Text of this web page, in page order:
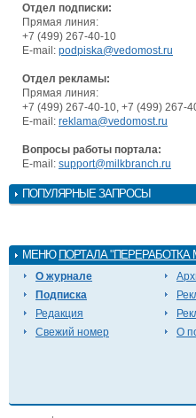
Отдел подписки:
Прямая линия:
+7 (499) 267-40-10
E-mail: podpiska@vedomost.ru
Отдел рекламы:
Прямая линия:
+7 (499) 267-40-10, +7 (499) 267-
E-mail: reklama@vedomost.ru
Вопросы работы портала:
E-mail: support@milkbranch.ru
ПОПУЛЯРНЫЕ ЗАПРОСЫ
МЕНЮ ПОРТАЛА "ПЕРЕРАБОТКА
О журнале
Подписка
Редакция
Свежий номер
О